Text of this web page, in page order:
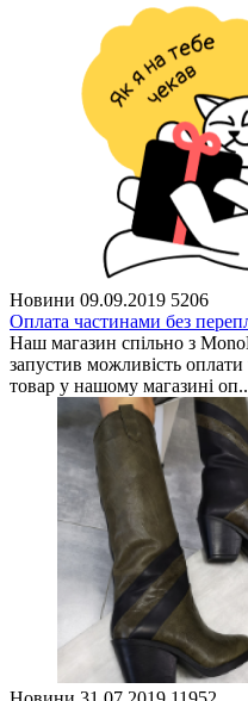
Новини 09.09.2019 5206
Оплата частинами без
Наш магазин спільно з
запустив можливість
товар у нашому магазині оп..